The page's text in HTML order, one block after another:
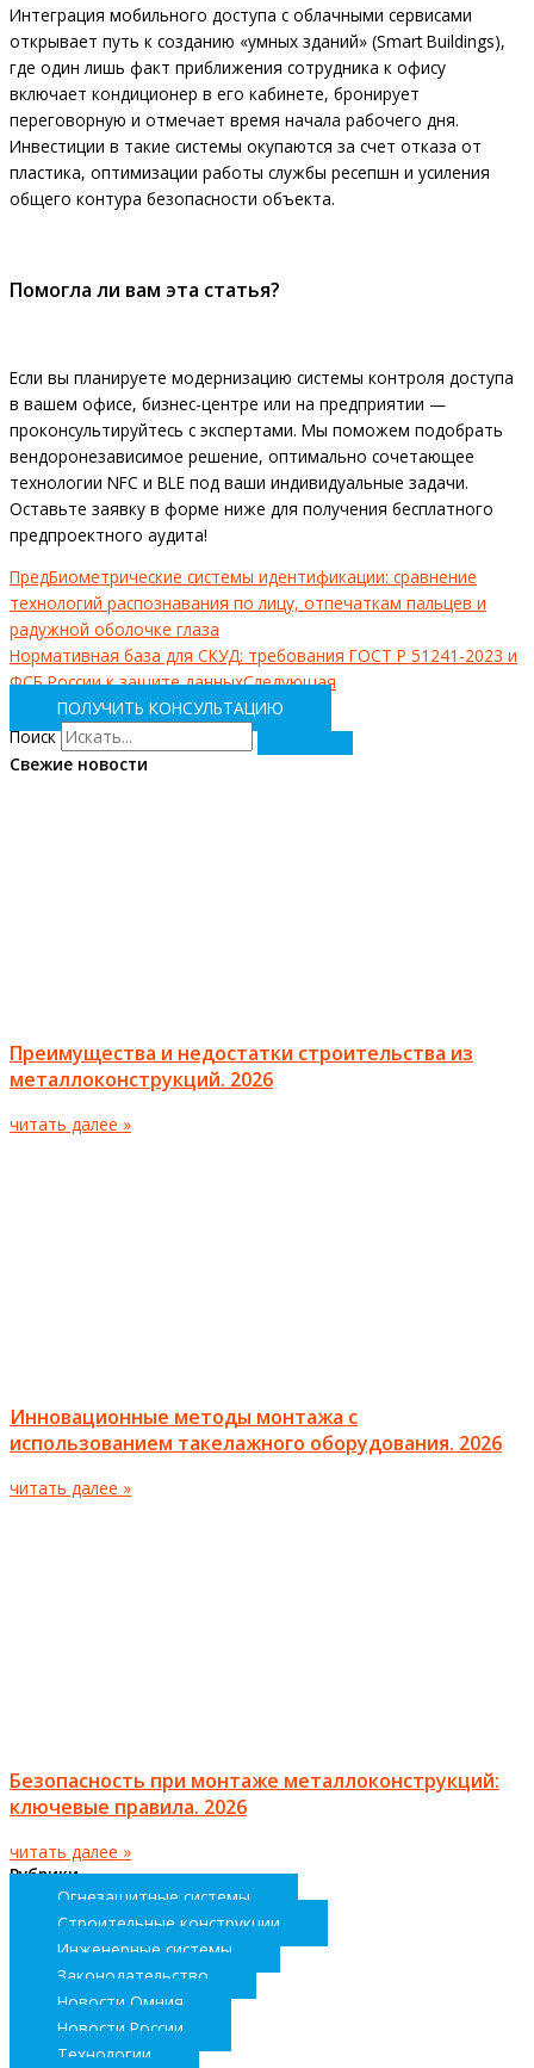
Интеграция мобильного доступа с облачными сервисами
открывает путь к созданию «умных зданий» (Smart Buildings),
где один лишь факт приближения сотрудника к офису
включает кондиционер в его кабинете, бронирует
переговорную и отмечает время начала рабочего дня.
Инвестиции в такие системы окупаются за счет отказа от
пластика, оптимизации работы службы ресепшн и усиления
общего контура безопасности объекта.
Помогла ли вам эта статья?
Если вы планируете модернизацию системы контроля доступа
в вашем офисе, бизнес-центре или на предприятии —
проконсультируйтесь с экспертами. Мы поможем подобрать
вендоронезависимое решение, оптимально сочетающее
технологии NFC и BLE под ваши индивидуальные задачи.
Оставьте заявку в форме ниже для получения бесплатного
предпроектного аудита!
ПредБиометрические системы идентификации: сравнение
технологий распознавания по лицу, отпечаткам пальцев и
радужной оболочке глаза
Нормативная база для СКУД: требования ГОСТ Р 51241-2023 и
ФСБ России к защите данныхСледующая
ПОЛУЧИТЬ КОНСУЛЬТАЦИЮ
Поиск
Свежие новости
Преимущества и недостатки строительства из
металлоконструкций. 2026
читать далее »
Инновационные методы монтажа с
использованием такелажного оборудования. 2026
читать далее »
Безопасность при монтаже металлоконструкций:
ключевые правила. 2026
читать далее »
Рубрики
Огнезащитные системы
Строительные конструкции
Инженерные системы
Законодательство
Новости Омния
Новости России
Технологии